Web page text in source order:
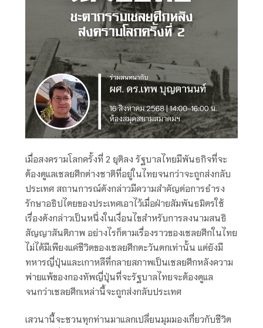
เมื่อสงครามโลกครั้งที่ 2 ยุติลง รัฐบาลไทยมีพันธกิจที่จะ
ต้องดูแลเชลยศึกต่างชาติที่อยู่ในไทยจนกว่าจะถูกส่งกลับ
ประเทศ สถานการณ์ดังกล่าวมีความสำคัญต่อการธำรง
รักษาอธิปไตยของประเทศเอาไว้เมื่อฝ่ายสัมพันธมิตรใช้
เรื่องดังกล่าวเป็นหนึ่งในเงื่อนไขสำหรับการลงนามสนธิ
สัญญาสันติภาพ อย่างไรก็ตามเรื่องราวของเชลยศึกในไทย
ไม่ได้มีเพียงแค่ชีวิตของเชลยศึกตะวันตกเท่านั้น แต่ยังมี
ทหารญี่ปุ่นและเกาหลีที่กลายสภาพเป็นเชลยศึกหลังความ
พ่ายแพ้ของกองทัพญี่ปุ่นที่จะรัฐบาลไทยจะต้องดูแล
จนกว่าเชลยศึกเหล่านี้จะถูกส่งกลับประเทศ
เสวนานี้จะชวนทุกท่านมาแลกเปลี่ยนมุมมองเกี่ยวกับชีวิต